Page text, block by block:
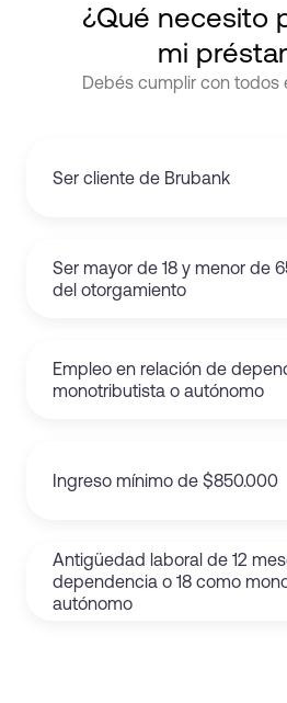
¿Qué necesito
mi
Debés cumplir con todos
Ser cliente de Brubank
Ser mayor de 18 y menor de
del otorgamiento
Empleo en relación de
monotributista o autónomo
Ingreso mínimo de $850.000
Antigüedad laboral de 12
dependencia o 18 como
autónomo